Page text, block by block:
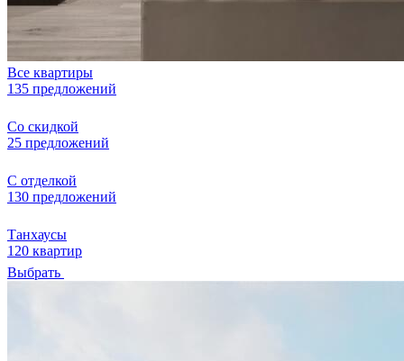
Все квартиры
135 предложений
Со скидкой
25 предложений
С отделкой
130 предложений
Танхаусы
120 квартир
Выбрать